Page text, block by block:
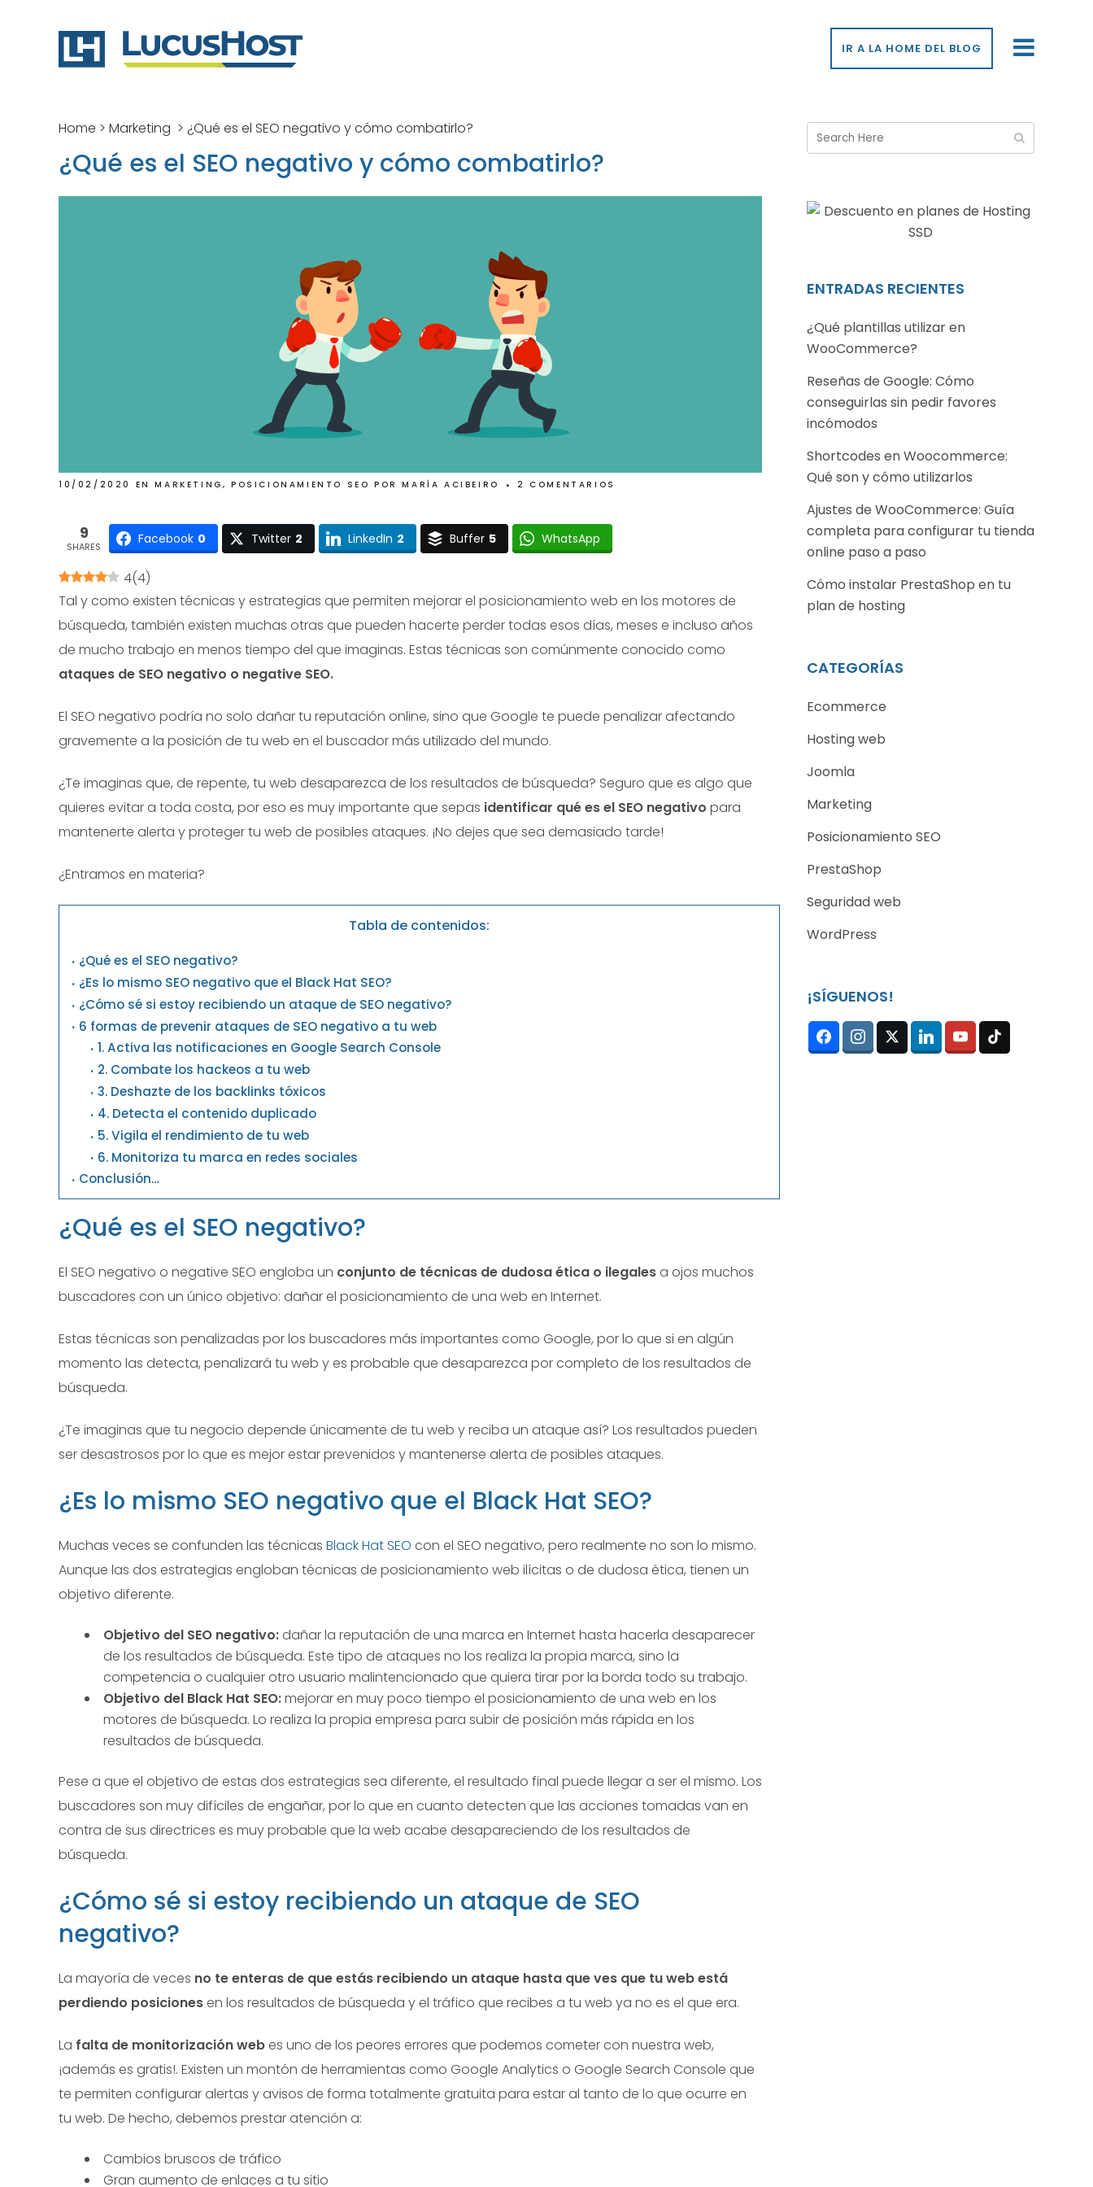
IR A LA HOME DEL BLOG
Home > Marketing > ¿Qué es el SEO negativo y cómo combatirlo?
¿Qué es el SEO negativo y cómo combatirlo?
10/02/2020 ENMARKETING ,POSICIONAMIENTO SEO PORMARÍA ACIBEIRO 2 COMENTARIOS
9
SHARES Facebook 0 Twitter 2 LinkedIn 2 Buffer 5 WhatsApp
4(4)
Tal y como existen técnicas y estrategias que permiten mejorar el posicionamiento web en los motores de
búsqueda, también existen muchas otras que pueden hacerte perder todas esos días, meses e incluso años
de mucho trabajo en menos tiempo del que imaginas. Estas técnicas son comúnmente conocido como
ataques de SEO negativo o negative SEO.
El SEO negativo podría no solo dañar tu reputación online, sino que Google te puede penalizar afectando
gravemente a la posición de tu web en el buscador más utilizado del mundo.
¿Te imaginas que, de repente, tu web desaparezca de los resultados de búsqueda? Seguro que es algo que
quieres evitar a toda costa, por eso es muy importante que sepas identificar qué es el SEO negativo para
mantenerte alerta y proteger tu web de posibles ataques. ¡No dejes que sea demasiado tarde!
¿Entramos en materia?
Tabla de contenidos:
¿Qué es el SEO negativo?
¿Es lo mismo SEO negativo que el Black Hat SEO?
¿Cómo sé si estoy recibiendo un ataque de SEO negativo?
6 formas de prevenir ataques de SEO negativo a tu web
1. Activa las notificaciones en Google Search Console
2. Combate los hackeos a tu web
3. Deshazte de los backlinks tóxicos
4. Detecta el contenido duplicado
5. Vigila el rendimiento de tu web
6. Monitoriza tu marca en redes sociales
Conclusión…
¿Qué es el SEO negativo?
El SEO negativo o negative SEO engloba un conjunto de técnicas de dudosa ética o ilegales a ojos muchos
buscadores con un único objetivo: dañar el posicionamiento de una web en Internet.
Estas técnicas son penalizadas por los buscadores más importantes como Google, por lo que si en algún
momento las detecta, penalizará tu web y es probable que desaparezca por completo de los resultados de
búsqueda.
¿Te imaginas que tu negocio depende únicamente de tu web y reciba un ataque así? Los resultados pueden
ser desastrosos por lo que es mejor estar prevenidos y mantenerse alerta de posibles ataques.
¿Es lo mismo SEO negativo que el Black Hat SEO?
Muchas veces se confunden las técnicas Black Hat SEO con el SEO negativo, pero realmente no son lo mismo.
Aunque las dos estrategias engloban técnicas de posicionamiento web ilícitas o de dudosa ética, tienen un
objetivo diferente.
Objetivo del SEO negativo: dañar la reputación de una marca en Internet hasta hacerla desaparecer
de los resultados de búsqueda. Este tipo de ataques no los realiza la propia marca, sino la
competencia o cualquier otro usuario malintencionado que quiera tirar por la borda todo su trabajo.
Objetivo del Black Hat SEO:mejorar en muy poco tiempo el posicionamiento de una web en los
motores de búsqueda. Lo realiza la propia empresa para subir de posición más rápida en los
resultados de búsqueda.
Pese a que el objetivo de estas dos estrategias sea diferente, el resultado final puede llegar a ser el mismo. Los
buscadores son muy difíciles de engañar, por lo que en cuanto detecten que las acciones tomadas van en
contra de sus directrices es muy probable que la web acabe desapareciendo de los resultados de
búsqueda.
¿Cómo sé si estoy recibiendo un ataque de SEO
negativo?
La mayoría de veces no te enteras de que estás recibiendo un ataque hasta que ves que tu web está
perdiendo posiciones en los resultados de búsqueda y el tráfico que recibes a tu web ya no es el que era.
La falta de monitorización web es uno de los peores errores que podemos cometer con nuestra web,
¡además es gratis!. Existen un montón de herramientas como Google Analytics o Google Search Console que
te permiten configurar alertas y avisos de forma totalmente gratuita para estar al tanto de lo que ocurre en
tu web. De hecho, debemos prestar atención a:
Cambios bruscos de tráfico
Gran aumento de enlaces a tu sitio
ENTRADAS RECIENTES
¿Qué plantillas utilizar en
WooCommerce?
Reseñas de Google: Cómo
conseguirlas sin pedir favores
incómodos
Shortcodes en Woocommerce:
Qué son y cómo utilizarlos
Ajustes de WooCommerce: Guía
completa para configurar tu tienda
online paso a paso
Cómo instalar PrestaShop en tu
plan de hosting
CATEGORÍAS
Ecommerce
Hosting web
Joomla
Marketing
Posicionamiento SEO
PrestaShop
Seguridad web
WordPress
¡SÍGUENOS!